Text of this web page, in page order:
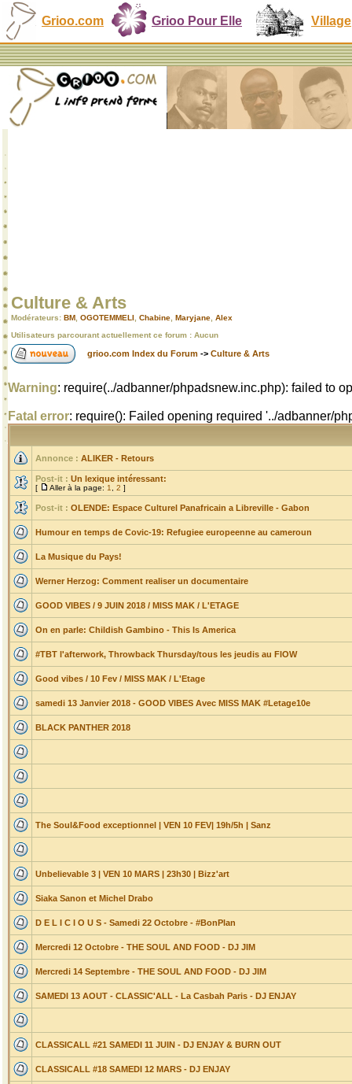
Grioo.com Grioo Pour Elle Village
Culture & Arts
Modérateurs: BM OGOTEMMELI Chabine Maryjane Alex
Utilisateurs parcourant actuellement ce forum : Aucun
grioo.com Index du Forum -> Culture & Arts
Warning: require(../adbanner/phpadsnew.inc.php): failed to
Fatal error: require(): Failed opening required '../adbanner/
Annonce : ALIKER - Retours
Post-it : Un lexique intéressant:
[ Aller à la page: 1 2 ]
Post-it : OLENDE: Espace Culturel Panafricain a Libreville - Gabon
Humour en temps de Covic-19: Refugiee europeenne au cameroun
La Musique du Pays!
Werner Herzog: Comment realiser un documentaire
GOOD VIBES / 9 JUIN 2018 / MISS MAK / L'ETAGE
On en parle: Childish Gambino - This Is America
#TBT l'afterwork, Throwback Thursday/tous les jeudis au FlOW
Good vibes / 10 Fev / MISS MAK / L'Etage
samedi 13 Janvier 2018 - GOOD VIBES Avec MISS MAK #Letage10e
BLACK PANTHER 2018
The Soul&Food exceptionnel | VEN 10 FEV| 19h/5h | Sanz
Unbelievable 3 | VEN 10 MARS | 23h30 | Bizz'art
Siaka Sanon et Michel Drabo
D E L I C I O U S - Samedi 22 Octobre - #BonPlan
Mercredi 12 Octobre - THE SOUL AND FOOD - DJ JIM
Mercredi 14 Septembre - THE SOUL AND FOOD - DJ JIM
SAMEDI 13 AOUT - CLASSIC'ALL - La Casbah Paris - DJ ENJAY
CLASSICALL #21 SAMEDI 11 JUIN - DJ ENJAY & BURN OUT
CLASSICALL #18 SAMEDI 12 MARS - DJ ENJAY